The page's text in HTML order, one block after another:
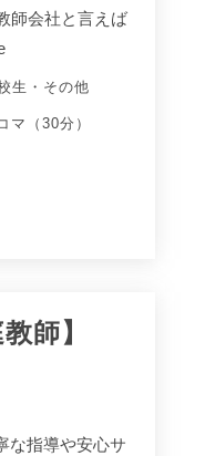
師会社と言えば
生 ・ その他
マ（30分）
師】
な指導や安心サ